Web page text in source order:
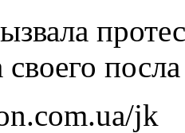
своего
jk